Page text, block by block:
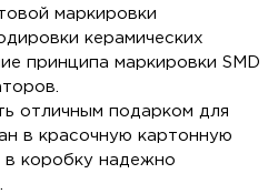
маркировки
керамических
принципа маркировки SMD
отличным подарком для
в красочную картонную
в коробку надежно